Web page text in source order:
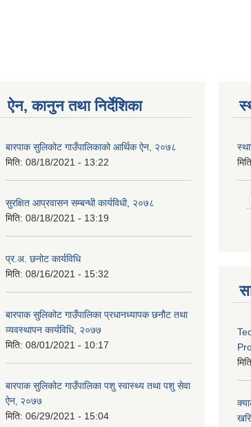
ऐन, कानुन तथा निर्देशिका
बारपाक सुलिकोट गाउँपालिकाको आर्थिक ऐन, २०७८
मिति: 08/18/2021 - 13:22
सुरक्षित आप्रवासन सम्बन्धी कार्यविधी, २०७८
मिति: 08/18/2021 - 13:19
प्र.अ. छनोट कार्यविधि
मिति: 08/16/2021 - 15:32
बारपाक सुलिकोट गाउँपालिका प्रधानध्यापक छनौट तथा
व्यवस्थापन कार्यविधि, २०७७
मिति: 08/01/2021 - 10:17
बारपाक सुलिकोट गाउँपालिका पशु स्वास्थ्य तथा पशु सेवा
ऐन‚ २०७७
मिति: 06/29/2021 - 15:04